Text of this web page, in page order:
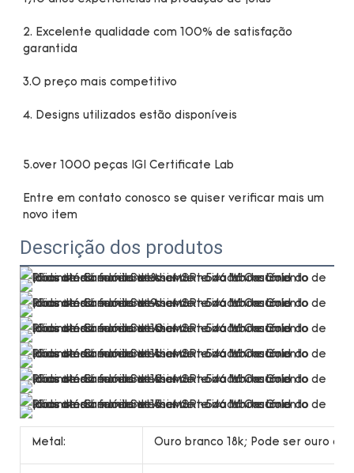
2. Excelente qualidade com 100% de satisfação
Entre em contato conosco se quiser verificar mais um
Descrição dos produtos
Metal: Ouro branco 18k; Pode ser ouro